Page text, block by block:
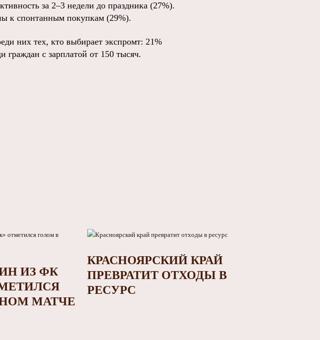
за 2–3 недели до праздника (27%).
к спонтанным покупкам (29%).
них тех, кто выбирает экспромт: 21%
граждан с зарплатой от 150 тысяч.
ИЗ ФК
МАТЧЕ
КРАСНОЯРСКИЙ КРАЙ
ПРЕВРАТИТ ОТХОДЫ В
РЕСУРС